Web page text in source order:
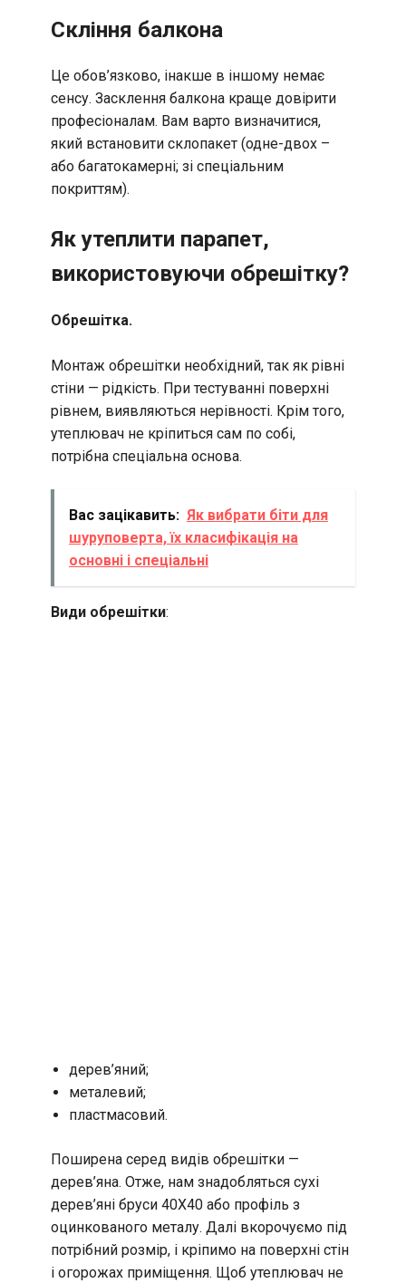
Скління балкона
Це обов’язково, інакше в іншому немає
сенсу. Засклення балкона краще довірити
професіоналам. Вам варто визначитися,
який встановити склопакет (одне-двох –
або багатокамерні; зі спеціальним
покриттям).
Як утеплити парапет,
використовуючи обрешітку?
Обрешітка.
Монтаж обрешітки необхідний, так як рівні
стіни — рідкість. При тестуванні поверхні
рівнем, виявляються нерівності. Крім того,
утеплювач не кріпиться сам по собі,
потрібна спеціальна основа.
Вас зацікавить: Як вибрати біти для
шуруповерта, їх класифікація на
основні і спеціальні
Види обрешітки:
дерев’яний;
металевий;
пластмасовий.
Поширена серед видів обрешітки —
дерев’яна. Отже, нам знадобляться сухі
дерев’яні бруси 40X40 або профіль з
оцинкованого металу. Далі вкорочуємо під
потрібний розмір, і кріпимо на поверхні стін
і огорожах приміщення. Щоб утеплювач не